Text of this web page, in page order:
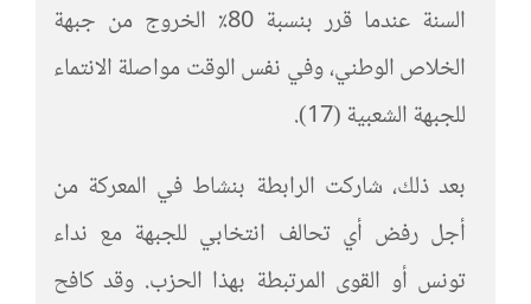
السنة عندما قرر بنسبة 80٪ الخروج من جبهة
الخلاص الوطني، وفي نفس الوقت مواصلة الانتماء
للجبهة الشعبية (17).
بعد ذلك، شاركت الرابطة بنشاط في المعركة من
أجل رفض أي تحالف انتخابي للجبهة مع نداء
تونس أو القوى المرتبطة بهذا الحزب. وقد كافح